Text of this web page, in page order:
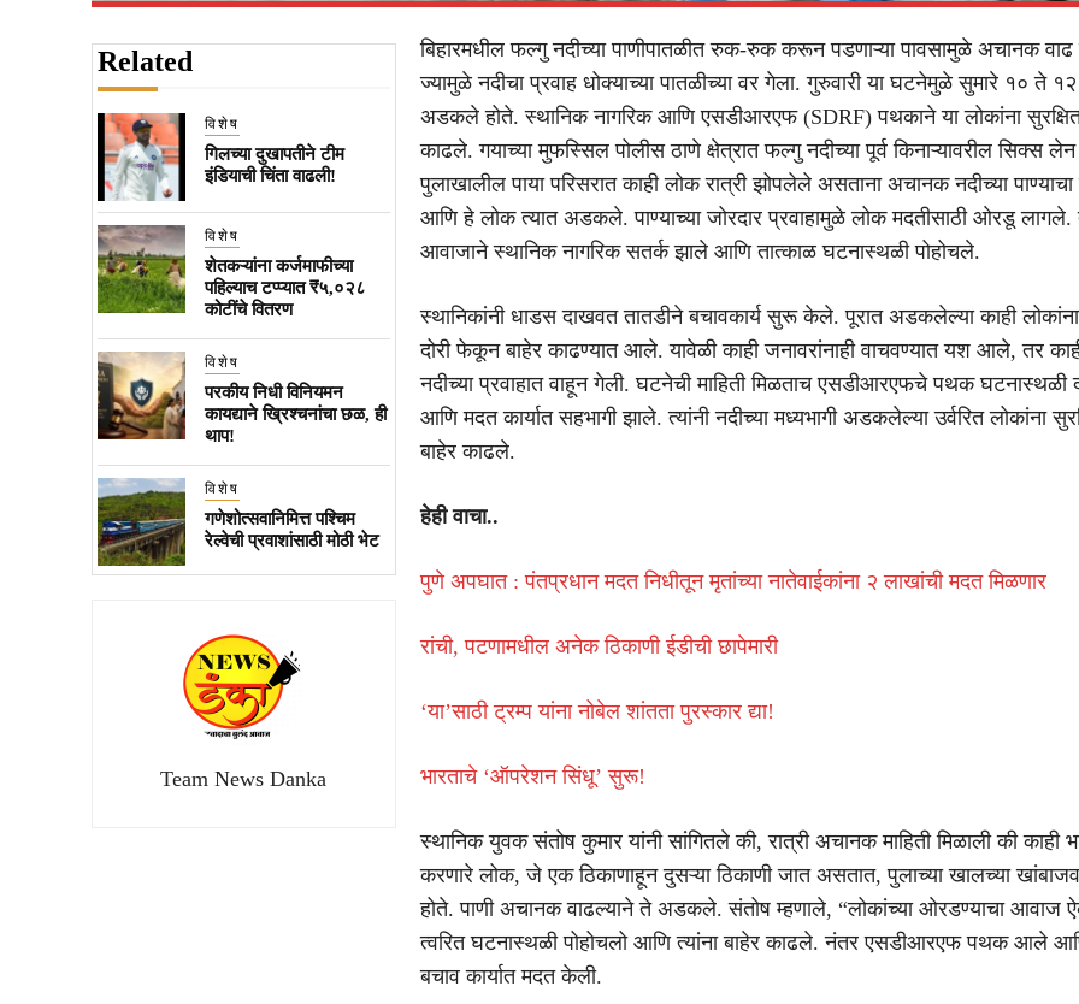
Related
विशेष
गिलच्या दुखापतीने टीम
इंडियाची चिंता वाढली!
विशेष
शेतकऱ्यांना कर्जमाफीच्या
पहिल्याच टप्प्यात ₹५,०२८
कोटींचे वितरण
विशेष
परकीय निधी विनियमन
कायद्याने ख्रिश्चनांचा छळ, ही
थाप!
विशेष
गणेशोत्सवानिमित्त पश्चिम
रेल्वेची प्रवाशांसाठी मोठी भेट
Team News Danka
बिहारमधील फल्गु नदीच्या पाणीपातळीत रुक-रुक करून पडणाऱ्या पावसामुळे अचानक वाढ
ज्यामुळे नदीचा प्रवाह धोक्याच्या पातळीच्या वर गेला. गुरुवारी या घटनेमुळे सुमारे १० ते
अडकले होते. स्थानिक नागरिक आणि एसडीआरएफ (SDRF) पथकाने या लोकांना
काढले. गयाच्या मुफस्सिल पोलीस ठाणे क्षेत्रात फल्गु नदीच्या पूर्व किनाऱ्यावरील सिक्स लेन
पुलाखालील पाया परिसरात काही लोक रात्री झोपलेले असताना अचानक नदीच्या पाण्याचा
आणि हे लोक त्यात अडकले. पाण्याच्या जोरदार प्रवाहामुळे लोक मदतीसाठी ओरडू लागले.
आवाजाने स्थानिक नागरिक सतर्क झाले आणि तात्काळ घटनास्थळी पोहोचले.
स्थानिकांनी धाडस दाखवत तातडीने बचावकार्य सुरू केले. पूरात अडकलेल्या काही
दोरी फेकून बाहेर काढण्यात आले. यावेळी काही जनावरांनाही वाचवण्यात यश आले, तर
नदीच्या प्रवाहात वाहून गेली. घटनेची माहिती मिळताच एसडीआरएफचे पथक
आणि मदत कार्यात सहभागी झाले. त्यांनी नदीच्या मध्यभागी अडकलेल्या उर्वरित लोकांना
बाहेर काढले.
हेही वाचा..
पुणे अपघात : पंतप्रधान मदत निधीतून मृतांच्या नातेवाईकांना २ लाखांची मदत मिळणार
रांची, पटणामधील अनेक ठिकाणी ईडीची छापेमारी
‘या’साठी ट्रम्प यांना नोबेल शांतता पुरस्कार द्या!
भारताचे ‘ऑपरेशन सिंधू’ सुरू!
स्थानिक युवक संतोष कुमार यांनी सांगितले की, रात्री अचानक माहिती मिळाली की काही
करणारे लोक, जे एक ठिकाणाहून दुसऱ्या ठिकाणी जात असतात, पुलाच्या खालच्या
होते. पाणी अचानक वाढल्याने ते अडकले. संतोष म्हणाले, “लोकांच्या ओरडण्याचा आवाज
त्वरित घटनास्थळी पोहोचलो आणि त्यांना बाहेर काढले. नंतर एसडीआरएफ पथक आले आणि
बचाव कार्यात मदत केली.